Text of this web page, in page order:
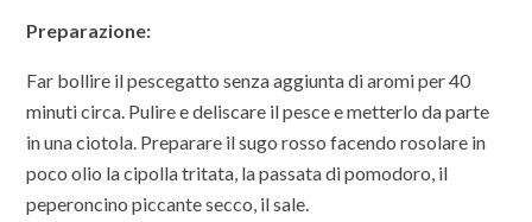
Preparazione:
Far bollire il pescegatto senza aggiunta di aromi per 40
minuti circa. Pulire e deliscare il pesce e metterlo da parte
in una ciotola. Preparare il sugo rosso facendo rosolare in
poco olio la cipolla tritata, la passata di pomodoro, il
peperoncino piccante secco, il sale.